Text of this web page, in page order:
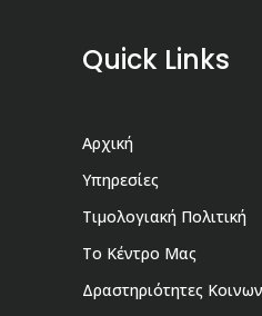
Quick Links
Αρχική
Υπηρεσίες
Τιμολογιακή Πολιτική
Το Κέντρο Μας
Δραστηριότητες